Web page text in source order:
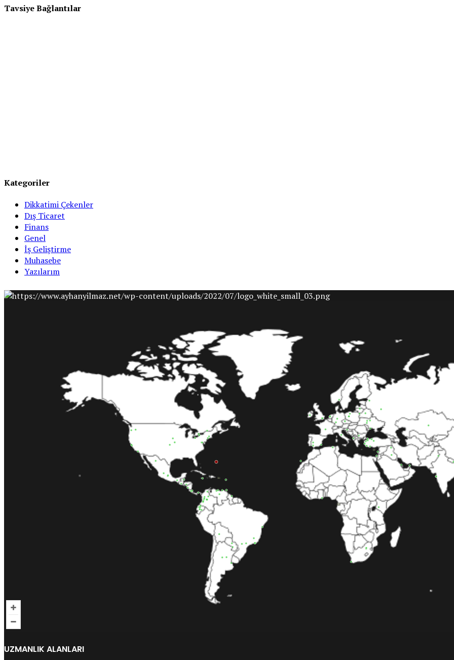
Tavsiye Bağlantılar
Kategoriler
Dikkatimi Çekenler
Dış Ticaret
Finans
Genel
İş Geliştirme
Muhasebe
Yazılarım
UZMANLIK ALANLARI